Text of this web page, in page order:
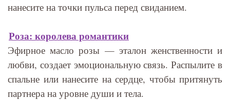
нанесите на точки пульса перед свиданием.
Роза: королева романтики
Эфирное масло розы — эталон женственности и
любви, создает эмоциональную связь. Распылите в
спальне или нанесите на сердце, чтобы притянуть
партнера на уровне души и тела.